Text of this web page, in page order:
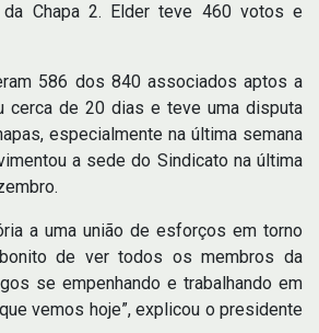
da Chapa 2. Elder teve 460 votos e
586 dos 840 associados aptos a
cerca de 20 dias e teve uma disputa
especialmente na última semana
a sede do Sindicato na última
a uma união de esforços em torno
de ver todos os membros da
se empenhando e trabalhando em
vemos hoje”, explicou o presidente